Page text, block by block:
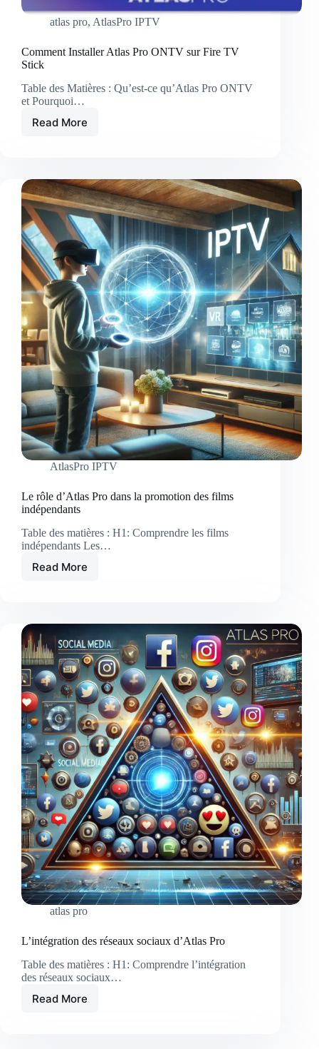
atlas pro, AtlasPro IPTV
Comment Installer Atlas Pro ONTV sur Fire TV
Stick
Table des Matières : Qu’est-ce qu’Atlas Pro ONTV
et Pourquoi…
Read More
Comment
ONTV
sur
Fire
TV
Stick
AtlasPro IPTV
Le rôle d’Atlas Pro dans la promotion des films
indépendants
Table des matières : H1: Comprendre les films
indépendants Les…
Read More
Le
dans
la
promotion
des
films
indépendants
atlas pro
L’intégration des réseaux sociaux d’Atlas Pro
Table des matières : H1: Comprendre l’intégration
des réseaux sociaux…
Read MoreL’intégration